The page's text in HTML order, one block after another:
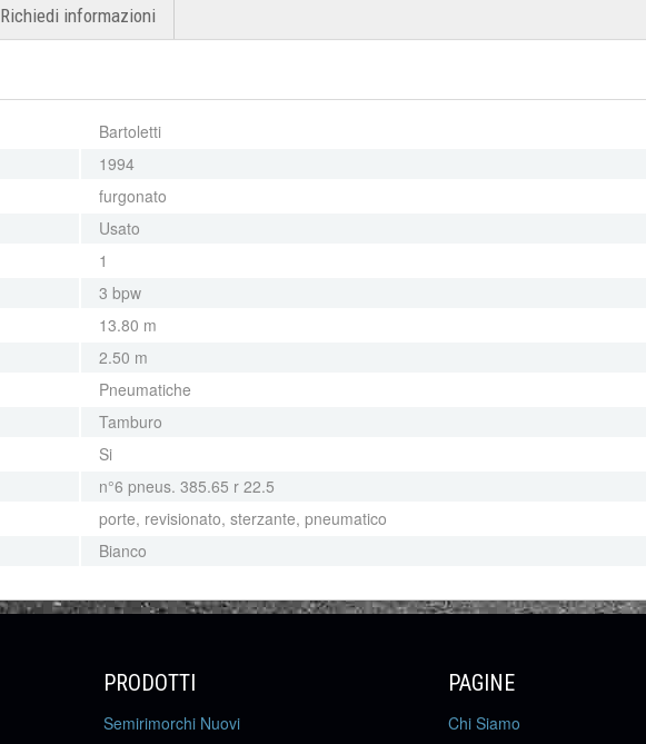
Richiedi informazioni
Bartoletti
1994
furgonato
Usato
1
3 bpw
13.80 m
2.50 m
Pneumatiche
Tamburo
Si
n°6 pneus. 385.65 r 22.5
porte, revisionato, sterzante, pneumatico
Bianco
PRODOTTI
Semirimorchi Nuovi
PAGINE
Chi Siamo